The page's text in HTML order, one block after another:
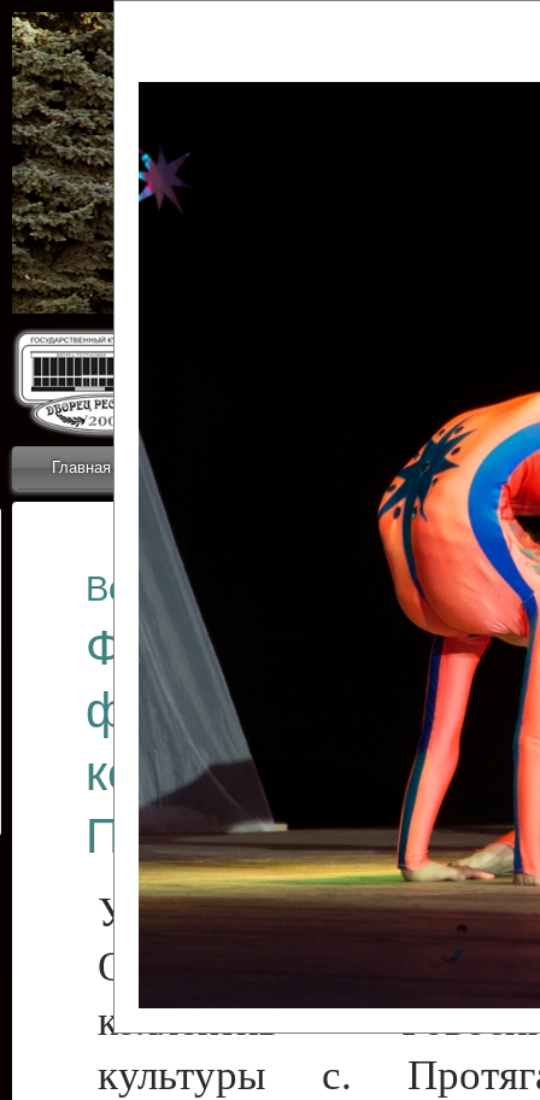
Главная Новости
ОТЧЕТЫ ГКЦ
Все отчеты
Финал
фестиваля
коллективов
Приднестровского
Участники фестиваля:
Образцовый
коллектив
культуры с.